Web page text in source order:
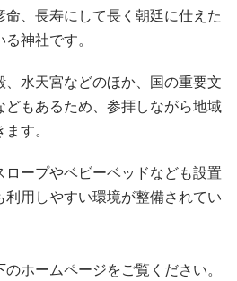
命、長寿にして長く朝廷に仕えた
神社です。
水天宮などのほか、国の重要文
もあるため、参拝しながら地域
す。
ープやベビーベッドなども設置
用しやすい環境が整備されてい
ホームページをご覧ください。